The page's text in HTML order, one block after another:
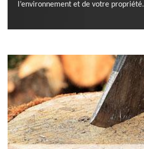
l’environnement et de votre propriété.